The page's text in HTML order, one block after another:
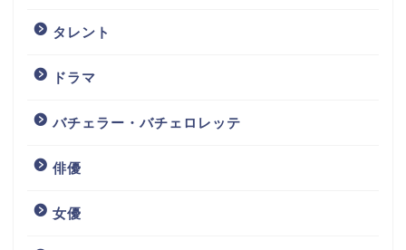
タレント
ドラマ
バチェラー・バチェロレッテ
俳優
女優